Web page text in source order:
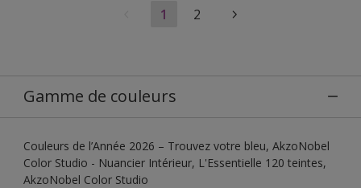
1 2
Gamme de couleurs
Couleurs de l’Année 2026 – Trouvez votre bleu, AkzoNobel
Color Studio - Nuancier Intérieur, L'Essentielle 120 teintes,
AkzoNobel Color Studio